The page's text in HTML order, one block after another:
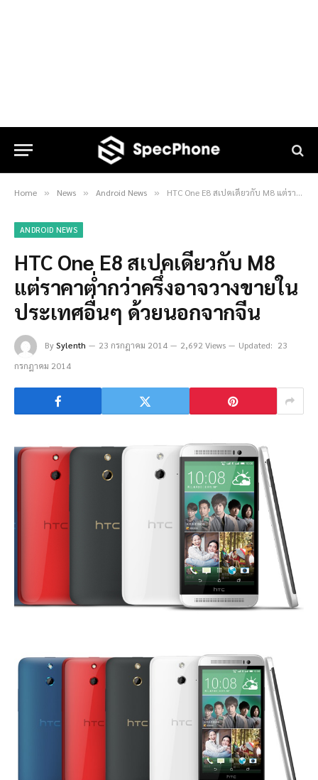
Home » News » Android News » HTC One E8 สเปคเดียวกับ M8 แต่ราคาต่ำกว่าครึ่งอาจวางขายในประเทศอื่นๆ ด้วยนอกจากจีน
ANDROID NEWS
HTC One E8 สเปคเดียวกับ M8
แต่ราคาต่ำกว่าครึ่งอาจวางขายใน
ประเทศอื่นๆ ด้วยนอกจากจีน
BySylenth 23 กรกฎาคม 2014 2,692 Views Updated: 23
กรกฎาคม 2014